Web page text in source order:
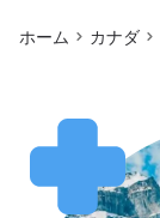
ホーム カナダ